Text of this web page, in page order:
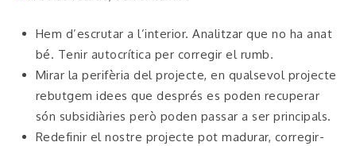
Hem d’escrutar a l’interior. Analitzar que no ha anat
bé. Tenir autocrítica per corregir el rumb.
Mirar la perifèria del projecte, en qualsevol projecte
rebutgem idees que després es poden recuperar
són subsidiàries però poden passar a ser principals.
Redefinir el nostre projecte pot madurar, corregir-